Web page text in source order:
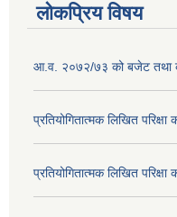
लोकप्रिय विषय
आ.व. २०७२/७३ को बजेट तथा
प्रतियोगितात्मक लिखित
प्रतियोगितात्मक लिखित